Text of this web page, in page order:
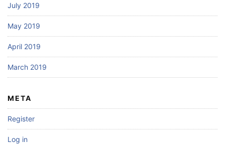
July 2019
May 2019
April 2019
March 2019
META
Register
Log in